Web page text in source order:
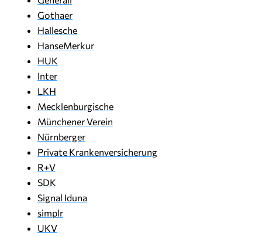
Gothaer
Hallesche
HanseMerkur
HUK
Inter
LKH
Mecklenburgische
Münchener Verein
Nürnberger
Private Krankenversicherung
R+V
SDK
Signal Iduna
simplr
UKV